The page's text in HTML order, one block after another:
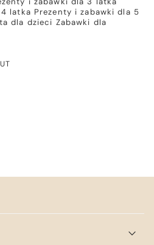
latka Prezenty i zabawki dla 5
dla dzieci Zabawki dla